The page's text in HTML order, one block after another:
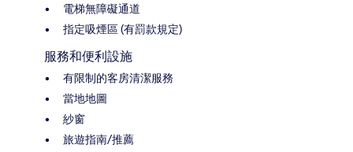
電梯無障礙通道
指定吸煙區 (有罰款規定)
服務和便利設施
有限制的客房清潔服務
當地地圖
紗窗
旅遊指南/推薦